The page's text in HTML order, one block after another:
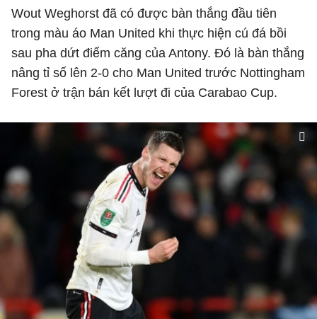
Wout Weghorst đã có được bàn thắng đầu tiên
trong màu áo Man United khi thực hiện cú đá bồi
sau pha dứt điểm căng của Antony. Đó là bàn thắng
nâng tỉ số lên 2-0 cho Man United trước Nottingham
Forest ở trận bán kết lượt đi của Carabao Cup.